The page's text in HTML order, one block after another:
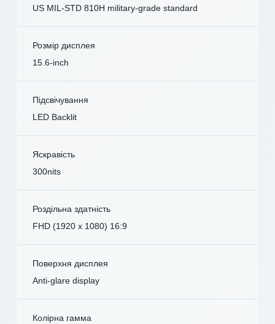
US MIL-STD 810H military-grade standard
Розмір дисплея
15.6-inch
Підсвічування
LED Backlit
Яскравість
300nits
Роздільна здатність
FHD (1920 x 1080) 16:9
Поверхня дисплея
Anti-glare display
Колірна гамма